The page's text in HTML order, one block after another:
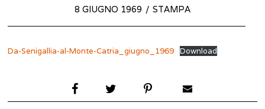
POSTED
8 GIUGNO 1969 8 STAMPA
Da-Senigallia-al-Monte-Catria_giugno_1969 Download